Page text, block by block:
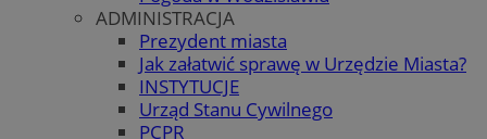
ADMINISTRACJA
Prezydent miasta
Jak załatwić sprawę w Urzędzie Miasta?
INSTYTUCJE
Urząd Stanu Cywilnego
PCPR